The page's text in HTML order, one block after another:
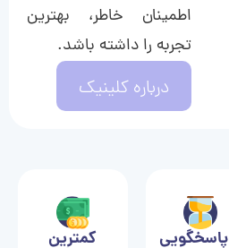
اطمینان خاطر، بهترین
تجربه را داشته باشد.
درباره کلینیک
پاسخگویی
کمترین